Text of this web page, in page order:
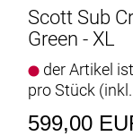
Scott Sub
Green - XL
der Artikel
pro Stück
599,00